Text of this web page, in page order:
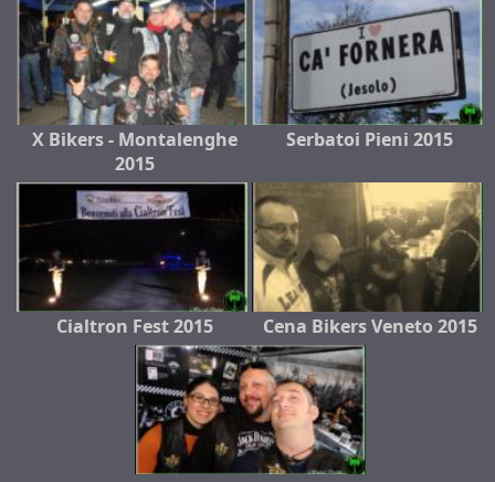
X Bikers - Montalenghe
2015
Serbatoi Pieni 2015
Cialtron Fest 2015 Cena Bikers Veneto 2015